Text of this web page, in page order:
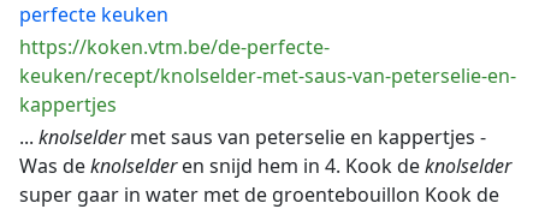
perfecte keuken
https://koken.vtm.be/de-perfecte-
keuken/recept/knolselder-met-saus-van-peterselie-en-
kappertjes
... knolseldermet saus van peterselie en kappertjes -
Was deknolselderen snijd hem in 4. Kook deknolselder
super gaar in water met de groentebouillon Kook de